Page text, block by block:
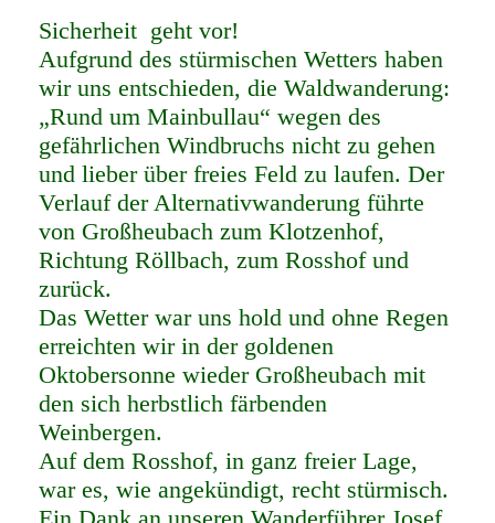
Sicherheit geht vor!
Aufgrund des stürmischen Wetters haben
wir uns entschieden, die Waldwanderung:
„Rund um Mainbullau“ wegen des
gefährlichen Windbruchs nicht zu gehen
und lieber über freies Feld zu laufen. Der
Verlauf der Alternativwanderung führte
von Großheubach zum Klotzenhof,
Richtung Röllbach, zum Rosshof und
zurück.
Das Wetter war uns hold und ohne Regen
erreichten wir in der goldenen
Oktobersonne wieder Großheubach mit
den sich herbstlich färbenden
Weinbergen.
Auf dem Rosshof, in ganz freier Lage,
war es, wie angekündigt, recht stürmisch.